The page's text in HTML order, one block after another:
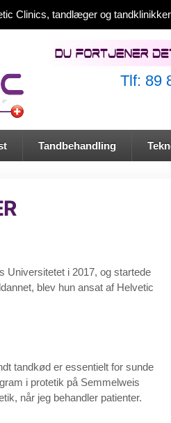
Clinics, tandlæger og
Tlf: 89
Tandbehandling
Universitetet i 2017, og startede
blev hun ansat af Helvetic
tandkød er essentielt for sunde
i protetik på Semmelweis
når jeg behandler patienter.